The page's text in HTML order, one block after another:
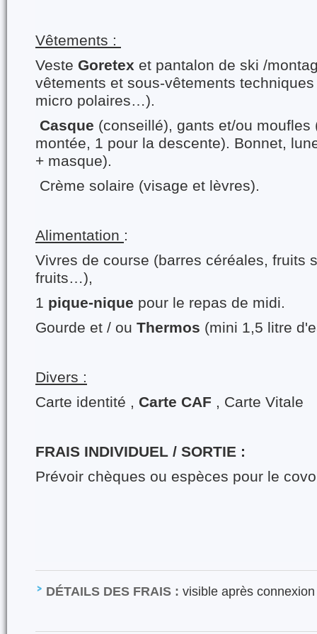
Vêtements :
Veste Goretex et pantalon de ski /
vêtements et sous-vêtements
micro polaires…).
Casque (conseillé), gants et/ou moufles
montée, 1 pour la descente). Bonnet,
+ masque).
Crème solaire (visage et lèvres).
Alimentation :
Vivres de course (barres céréales, fruits
fruits…),
1 pique-nique pour le repas de midi.
Gourde et / ou Thermos (mini 1,5 litre
Divers :
Carte identité , Carte CAF , Carte Vitale
FRAIS INDIVIDUEL / SORTIE :
Prévoir chèques ou espèces pour le
DÉTAILS DES FRAIS : visible après connexion